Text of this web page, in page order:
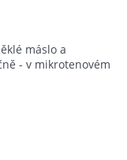
máslo a
- v mikrotenovém